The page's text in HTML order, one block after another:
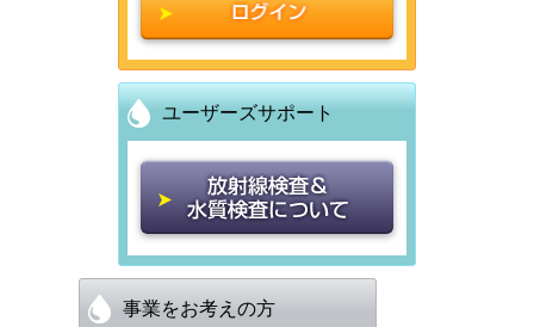
国的にお荷物のお届けに遅れが生
じている旨、配送業者より連絡が
ございました。
つきましてはお届け日時をご指定
いただいている場合でも、遅延す
る可能性がございます。
お客様にはご迷惑をおかけいたし
クレジットカード明細書上の請求
名が下の通り変更となりますので
ご案内いたします。
【変更前】
・天然水（ライフスタイルウォー
ター）
台風の影響により、2023年8月15
日は、カスタマーセンターを臨時
休業いたします。 営業再開は、
2023年8月16日午前10時より再開
を予定しております。 また、ウォ
ーターサーバー及びお水、その他
商品の集荷・お届けに遅延が生じ
をご利用いただきありがとうござ
います。
12月6日（火）から12月７日（水）
の午前7時頃にかけて、システム
障害により、ホームページの閲覧
及びマイページへのアクセス出来
ない状態となりました。ご迷惑を
お掛けしましたことをお詫び申し
ご案内いたします。
■定期配送は休まずお届けいたし
ます。
■新規お申込み・追加ボトルのご注
文は、お届けにお日にちがかかる
場合がございます。
います。
九州地方の大雨の影響により、大
分の採水地からの商品お届けに遅
れが生じる可能性がございます。
お客様にはご迷惑をおかけいたし
ますが、何卒ご了承いただきます
ようお願い申し上げます。
の集荷・お届けに遅延が生じる可
能性があります。
お客様には大変ご迷惑をおかけい
たしますが、何卒ご了承いただき
ますようお願い申し上げます。
■新規お申込み・追加ボトルのご注
文は、お届けにお日にちがかかる
場合がございます。
あらかじめご了承ください。
■ライフスタイルウォーターカス
タマーセンターの営業について
・年内は、2017年12月28日（木）
■新規お申込み・追加ボトルのご注
文は、お届けにお日にちがかかる
場合がございます。
あらかじめご了承ください。
■ライフスタイルウォーターカス
タマーセンターの営業について
ユーザーズサポート
事業をお考えの方